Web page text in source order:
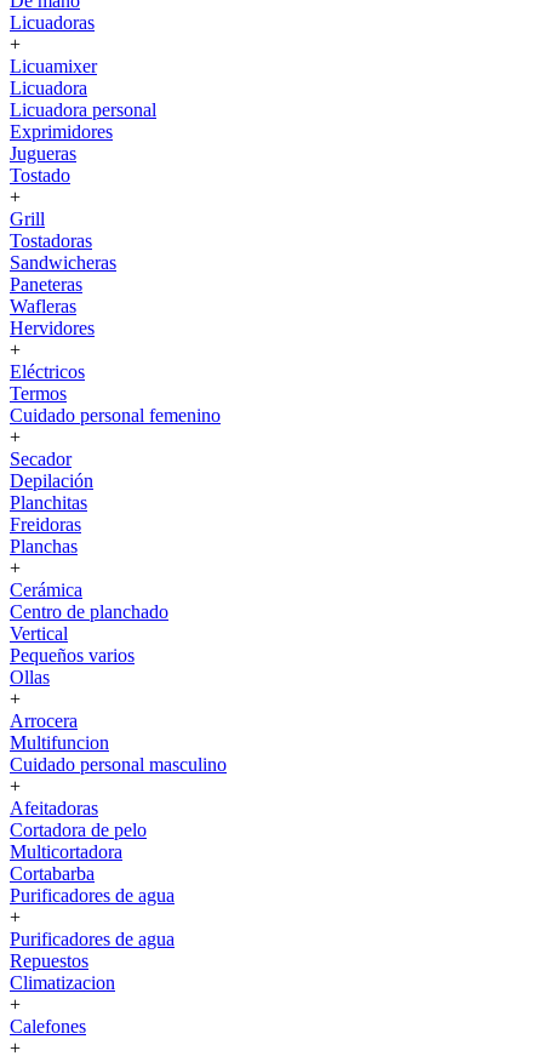
Licuadoras
+
Licuamixer
Licuadora
Licuadora personal
Exprimidores
Jugueras
Tostado
+
Grill
Tostadoras
Sandwicheras
Paneteras
Wafleras
Hervidores
+
Eléctricos
Termos
Cuidado personal femenino
+
Secador
Depilación
Planchitas
Freidoras
Planchas
+
Cerámica
Centro de planchado
Vertical
Pequeños varios
Ollas
+
Arrocera
Multifuncion
Cuidado personal masculino
+
Afeitadoras
Cortadora de pelo
Multicortadora
Cortabarba
Purificadores de agua
+
Purificadores de agua
Repuestos
Climatizacion
+
Calefones
+